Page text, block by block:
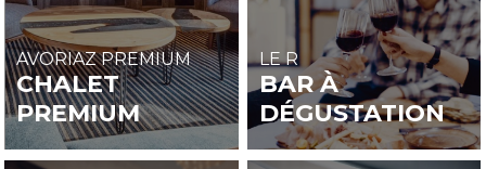
AVORIAZ PREMIUM
CHALET
PREMIUM
LE R
BAR À
DÉGUSTATION